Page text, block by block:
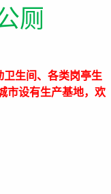
厕
生间、各类岗亭生
市设有生产基地，欢